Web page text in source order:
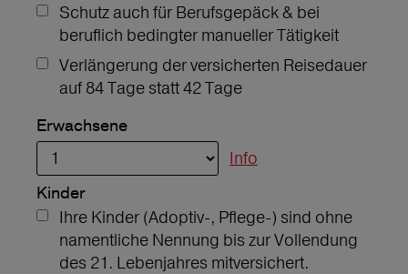
Schutz auch für Berufsgepäck & bei
beruflich bedingter manueller Tätigkeit
Verlängerung der versicherten Reisedauer
auf 84 Tage statt 42 Tage
Erwachsene
Info
Kinder
Ihre Kinder (Adoptiv-, Pflege-) sind ohne
namentliche Nennung bis zur Vollendung
des 21. Lebenjahres mitversichert.